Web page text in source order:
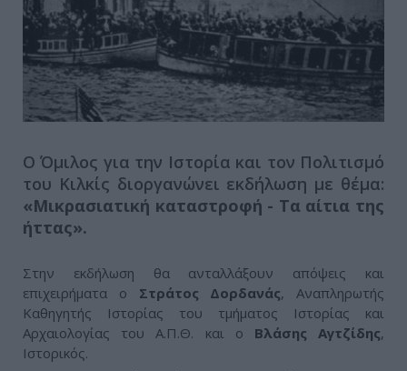
Ο Όμιλος για την Ιστορία και τον Πολιτισμό
του Κιλκίς διοργανώνει εκδήλωση με θέμα:
«Μικρασιατική καταστροφή - Τα αίτια της
ήττας».
Στην εκδήλωση θα ανταλλάξουν απόψεις και
επιχειρήματα ο Στράτος Δορδανάς, Αναπληρωτής
Καθηγητής Ιστορίας του τμήματος Ιστορίας και
Αρχαιολογίας του Α.Π.Θ. και ο Βλάσης Αγτζίδης,
Ιστορικός.